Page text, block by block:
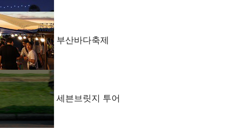
부산바다축제
세븐브릿지 투어